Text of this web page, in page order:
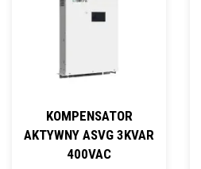
KOMPENSATOR
AKTYWNY ASVG 3KVAR
400VAC